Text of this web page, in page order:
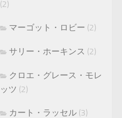
(2)
マーゴット・ロビー (2)
サリー・ホーキンス (2)
クロエ・グレース・モレ
ッツ (2)
カート・ラッセル (3)